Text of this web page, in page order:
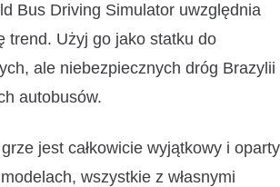
Bus Driving Simulator uwzględnia
trend. Użyj go jako statku do
ale niebezpiecznych dróg Brazylii
autobusów.
jest całkowicie wyjątkowy i oparty
wszystkie z własnymi